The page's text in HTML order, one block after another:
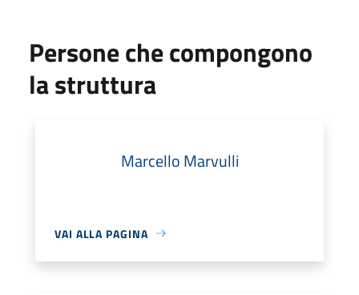
Persone che compongono
la struttura
Marcello Marvulli
VAI ALLA PAGINA